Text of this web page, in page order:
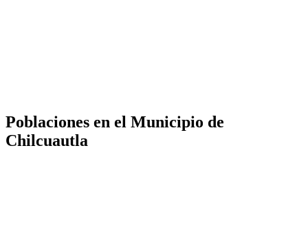
Poblaciones en el Municipio de
Chilcuautla